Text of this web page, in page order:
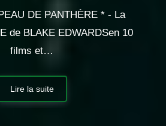
DE PANTHÈRE * - La
de BLAKE EDWARDSen 10
films et…
Lire la suite